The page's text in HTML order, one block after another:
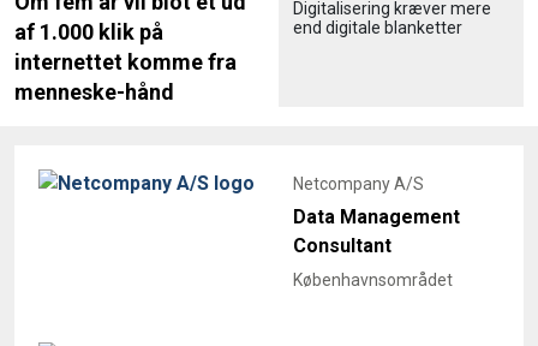
af 1.000 klik på
internettet komme fra
menneske-hånd
Digitalisering kræver mere
end digitale blanketter
Netcompany A/S
Data Management
Consultant
Københavnsområdet